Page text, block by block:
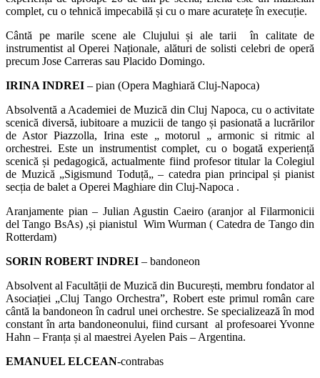
complet, cu o tehnică impecabilă și cu o mare acuratețe în execuție.
Cântă pe marile scene ale Clujului și ale tarii în calitate de
instrumentist al Operei Naționale, alături de solisti celebri de operă
precum Jose Carreras sau Placido Domingo.
IRINA INDREI – pian (Opera Maghiară Cluj-Napoca)
Absolventă a Academiei de Muzică din Cluj Napoca, cu o activitate
scenică diversă, iubitoare a muzicii de tango și pasionată a lucrărilor
de Astor Piazzolla, Irina este „ motorul „ armonic si ritmic al
orchestrei. Este un instrumentist complet, cu o bogată experiență
scenică și pedagogică, actualmente fiind profesor titular la Colegiul
de Muzică „Sigismund Toduță„ – catedra pian principal și pianist
secția de balet a Operei Maghiare din Cluj-Napoca .
Aranjamente pian – Julian Agustin Caeiro (aranjor al Filarmonicii
del Tango BsAs) ,și pianistul Wim Wurman ( Catedra de Tango din
Rotterdam)
SORIN ROBERT INDREI – bandoneon
Absolvent al Facultății de Muzică din București, membru fondator al
Asociației „Cluj Tango Orchestra”, Robert este primul român care
cântă la bandoneon în cadrul unei orchestre. Se specializează în mod
constant în arta bandoneonului, fiind cursant al profesoarei Yvonne
Hahn – Franța și al maestrei Ayelen Pais – Argentina.
EMANUEL ELCEAN-contrabas